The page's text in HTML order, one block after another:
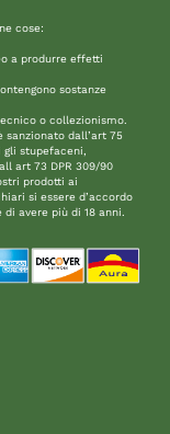
cose:
a produrre effetti
sostanze
o collezionismo.
dall’art 75
gli stupefaceni,
art 73 DPR 309/90
prodotti ai
si essere d’accordo
avere più di 18 anni.